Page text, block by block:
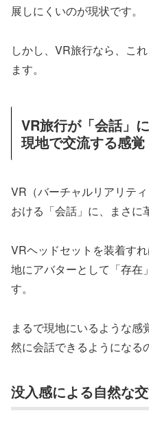
展しにくいのが現状です。
しかし、VR旅行なら、こ
ます。
VR旅行が「会話」
現地で交流する感覚
VR（バーチャルリアリテ
おける「会話」に、まさに
VRヘッドセットを装着す
地にアバターとして「存在
す。
まるで現地にいるような
然に会話できるようになる
没入感による自然な